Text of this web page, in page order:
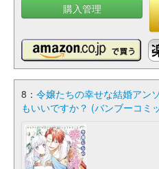
購入管理
8： 令嬢たちの幸せな結婚ア
もいいですか？ (バンブーコミ